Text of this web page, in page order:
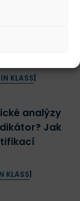
KLASS
analýzy
KLASS
analýzy
Jak
KLASS